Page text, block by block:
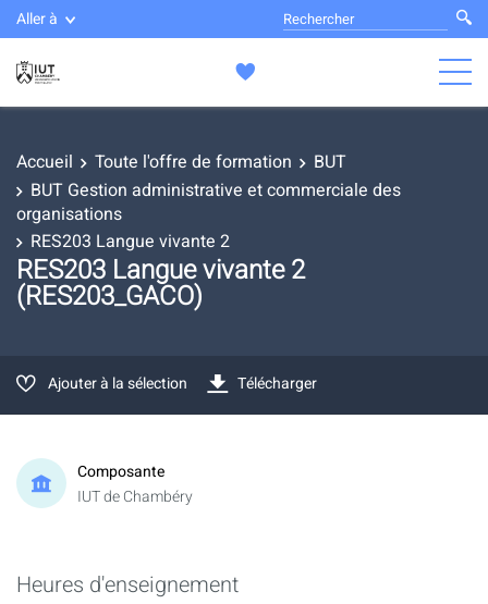
Aller à
Accueil Toute l'offre de formation
BUT
BUT Gestion administrative et commerciale des
organisations
RES203 Langue vivante 2
RES203 Langue vivante 2
(RES203_GACO)
Ajouter à la sélection Télécharger
Composante
IUT de Chambéry
Heures d'enseignement